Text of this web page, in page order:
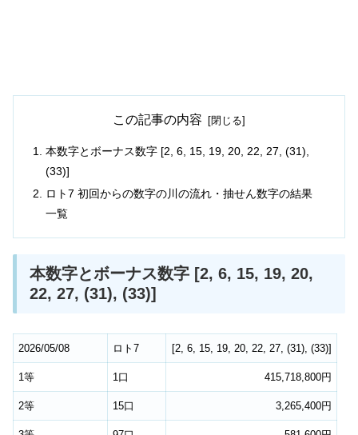
この記事の内容
本数字とボーナス数字 [2, 6, 15, 19, 20, 22, 27, (31),
(33)]
ロト7 初回からの数字の川の流れ・抽せん数字の結果
一覧
本数字とボーナス数字 [2, 6, 15, 19, 20,
22, 27, (31), (33)]
2026/05/08 ロト7 [2, 6, 15, 19, 20, 22, 27, (31), (33)]
1等 1口 415,718,800円
2等 15口 3,265,400円